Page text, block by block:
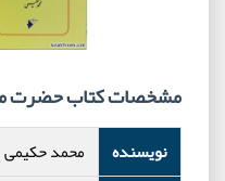
مشخصات کتاب حضرت
نویسنده
محمد حکیمی